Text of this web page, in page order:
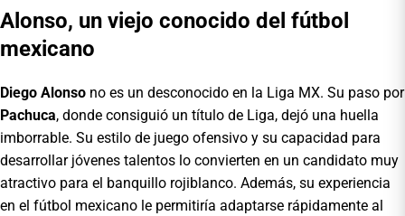
Alonso, un viejo conocido del fútbol
mexicano
Diego Alonso no es un desconocido en la Liga MX. Su paso por
Pachuca, donde consiguió un título de Liga, dejó una huella
imborrable. Su estilo de juego ofensivo y su capacidad para
desarrollar jóvenes talentos lo convierten en un candidato muy
atractivo para el banquillo rojiblanco. Además, su experiencia
en el fútbol mexicano le permitiría adaptarse rápidamente al